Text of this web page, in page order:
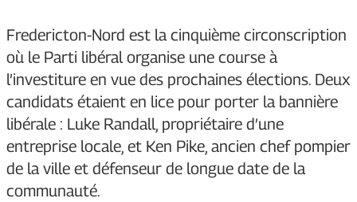
Fredericton-Nord est la cinquième circonscription
où le Parti libéral organise une course à
l’investiture en vue des prochaines élections. Deux
candidats étaient en lice pour porter la bannière
libérale : Luke Randall, propriétaire d’une
entreprise locale, et Ken Pike, ancien chef pompier
de la ville et défenseur de longue date de la
communauté.